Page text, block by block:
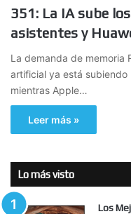
351: La IA sube
asistentes y
La demanda de memoria
artificial ya está
mientras Apple…
Leer más »
Lo más visto
Los